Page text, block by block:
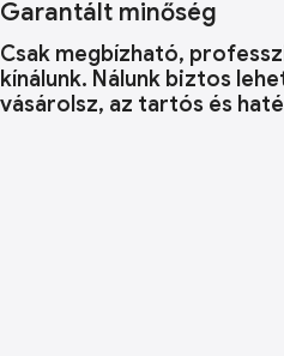
Garantált minőség
Csak megbízható,
kínálunk. Nálunk biztos
vásárolsz, az tartós és